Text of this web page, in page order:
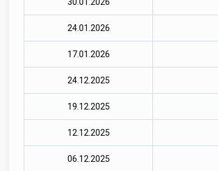
24.01.2026
17.01.2026
24.12.2025
19.12.2025
12.12.2025
06.12.2025